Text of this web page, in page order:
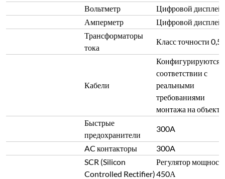
Вольтметр
Цифровой дисплей
Амперметр
Цифровой дисплей
Трансформаторы
тока
Класс точности 0,5
Кабели
Конфигурируются в
соответствии с
реальными
требованиями
монтажа на объекте
Быстрые
предохранители
300A
AC контакторы
300A
SCR (Silicon
Controlled Rectifier)
Регулятор
450А